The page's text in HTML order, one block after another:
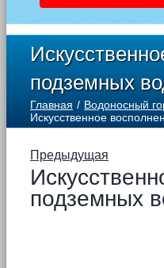
подземных
Главная
Водоносный
Искусственное
Предыдущая
подземных